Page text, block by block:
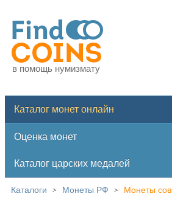
в помощь нумизмату
Каталог монет онлайн
Оценка монет
Каталог царских медалей
Каталоги > Монеты РФ > Монеты